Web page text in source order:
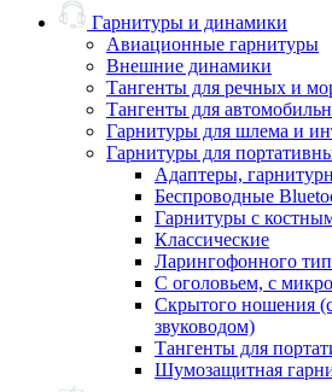
Гарнитуры и динамики
Авиационные гарнитуры
Внешние динамики
Тангенты для речных и
Тангенты для
Гарнитуры для шлема и
Гарнитуры для
Адаптеры,
Беспроводные
Гарнитуры с
Классические
Ларингофонного
С оголовьем, с
Скрытого ношения
звуководом)
Тангенты для
Шумозащитная